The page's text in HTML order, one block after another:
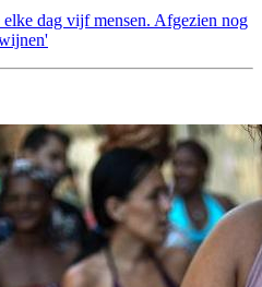
dag vijf mensen. Afgezien nog